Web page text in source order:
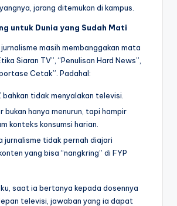
jarang ditemukan di kampus.
untuk Dunia yang Sudah Mati
masih membanggakan mata
Siaran TV”, “Penulisan Hard News”,
Cetak”. Padahal:
bahkan tidak menyalakan televisi.
bukan hanya menurun, tapi hampir
konteks konsumsi harian.
jurnalisme tidak pernah diajari
yang bisa “nangkring” di FYP
saat ia bertanya kepada dosennya
televisi, jawaban yang ia dapat